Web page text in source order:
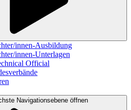
innen-Ausbildung
innen-Unterlagen
Official
Navigationsebene öffnen